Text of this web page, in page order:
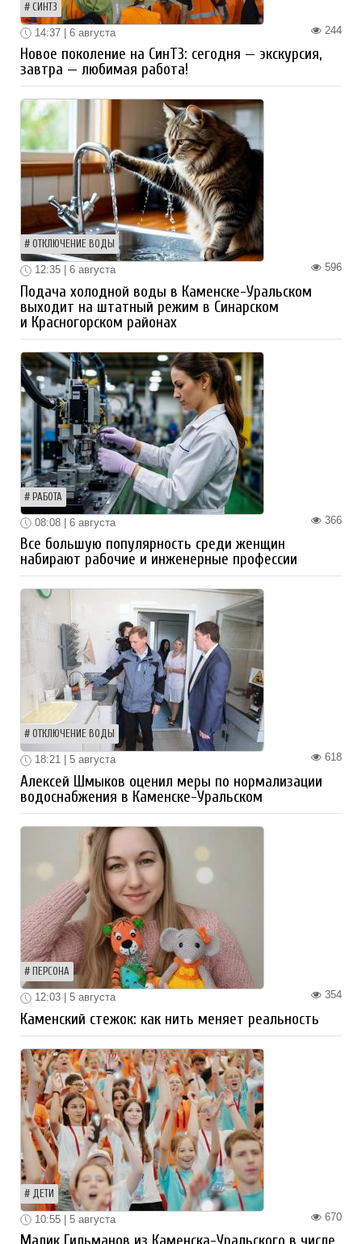
СИНТЗ
244
14:37 | 6 августа
Новое поколение на СинТЗ: сегодня — экскурсия,
завтра — любимая работа!
ОТКЛЮЧЕНИЕ ВОДЫ
596
12:35 | 6 августа
Подача холодной воды в Каменске-Уральском
выходит на штатный режим в Синарском
и Красногорском районах
РАБОТА
366
08:08 | 6 августа
Все большую популярность среди женщин
набирают рабочие и инженерные профессии
ОТКЛЮЧЕНИЕ ВОДЫ
618
18:21 | 5 августа
Алексей Шмыков оценил меры по нормализации
водоснабжения в Каменске-Уральском
ПЕРСОНА
354
12:03 | 5 августа
Каменский стежок: как нить меняет реальность
ДЕТИ
670
10:55 | 5 августа